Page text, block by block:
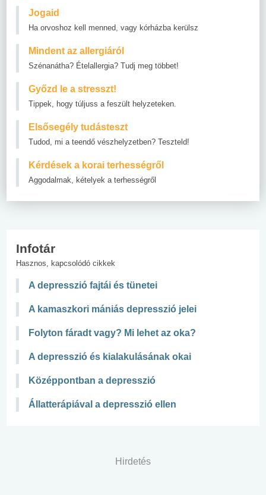
Jogaid
Ha orvoshoz kell menned, vagy kórházba kerülsz
Mindent az allergiáról
Szénanátha? Ételallergia? Tudj meg többet!
Győzd le a stresszt!
Tippek, hogy túljuss a feszült helyzeteken.
Elsősegély tudásteszt
Tudod, mi a teendő vészhelyzetben? Teszteld!
Kérdések a korai terhességről
Aggodalmak, kételyek a terhességről
Infotár
Hasznos, kapcsolódó cikkek
A depresszió fajtái és tünetei
A kamaszkori mániás depresszió jelei
Folyton fáradt vagy? Mi lehet az oka?
A depresszió és kialakulásának okai
Középpontban a depresszió
Állatterápiával a depresszió ellen
Hirdetés